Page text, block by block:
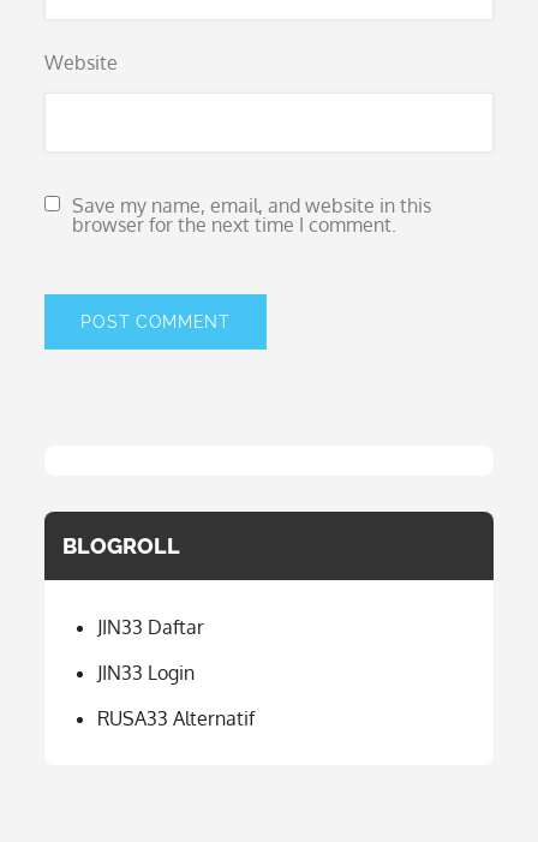
Website
Save my name, email, and website in this
browser for the next time I comment.
BLOGROLL
JIN33 Daftar
JIN33 Login
RUSA33 Alternatif